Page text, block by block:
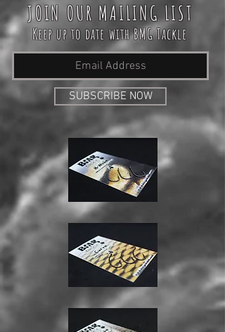
JOIN OUR MAILING LIST
Keep up to date with BMG Tackle
SUBSCRIBE NOW